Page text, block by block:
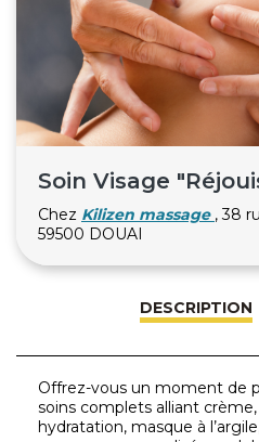
Soin Visage
Chez Kilizen massage , 38
59500 DOUAI
DESCRIPTION
Offrez-vous un moment de
soins complets alliant
hydratation, masque à